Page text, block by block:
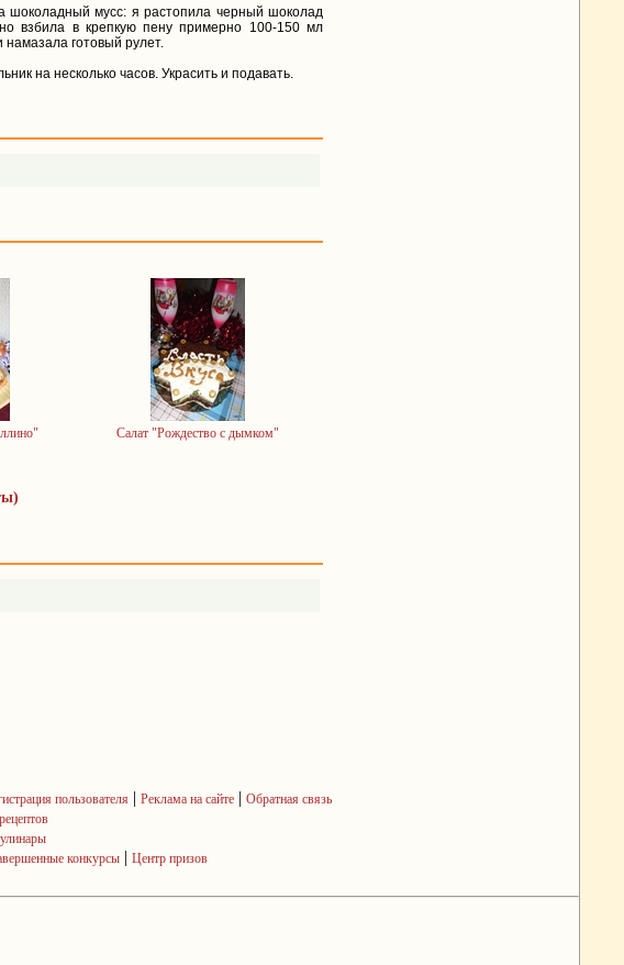
шоколадный мусс: я растопила черный шоколад
взбила в крепкую пену примерно 100-150 мл
готовый рулет.
на несколько часов. Украсить и подавать.
Салат "Рождество с дымком"
пользователя | Реклама на сайте| Обратная связь
конкурсы | Центр призов